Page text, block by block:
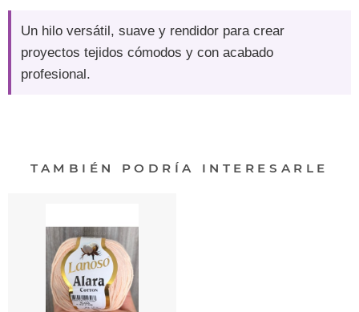
Un hilo versátil, suave y rendidor para crear
proyectos tejidos cómodos y con acabado
profesional.
TAMBIÉN PODRÍA INTERESARLE